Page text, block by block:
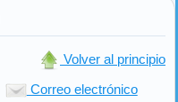
Volver al principio
Correo electrónico